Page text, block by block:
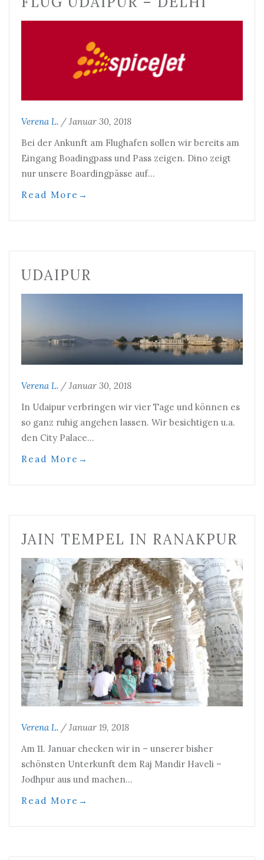
Verena L. / Januar 30, 2018
Bei der Ankunft am Flughafen sollen wir bereits am
Eingang Boadingpass und Pass zeigen. Dino zeigt
nur unsere Boardingpässe auf…
Read More →
UDAIPUR
Verena L. / Januar 30, 2018
In Udaipur verbringen wir vier Tage und können es
so ganz ruhig angehen lassen. Wir besichtigen u.a.
den City Palace…
Read More →
JAIN TEMPEL IN RANAKPUR
Verena L. / Januar 19, 2018
Am 11. Januar checken wir in – unserer bisher
schönsten Unterkunft dem Raj Mandir Haveli –
Jodhpur aus und machen…
Read More →